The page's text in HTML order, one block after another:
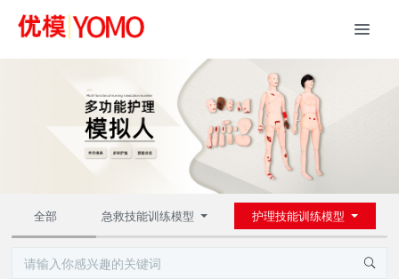
全部 急救技能训练模型 护理技能训练模型